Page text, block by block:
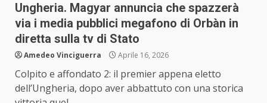
Ungheria. Magyar annuncia che spazzerà
via i media pubblici megafono di Orbàn in
diretta sulla tv di Stato
Amedeo Vinciguerra Aprile 16, 2026
Colpito e affondato 2: il premier appena eletto
dell’Ungheria, dopo aver abbattuto con una storica